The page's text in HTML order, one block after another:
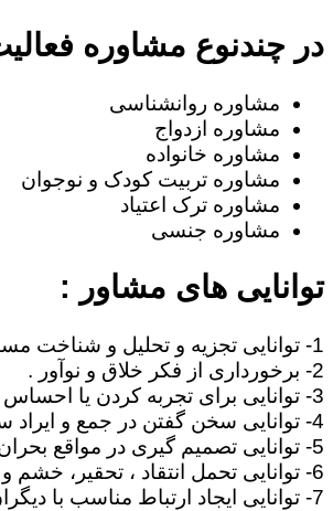
در چندنوع مشاوره
مشاوره روانشناسی
مشاوره ازدواج
مشاوره خانواده
مشاوره تربیت کودک و نوجوان
مشاوره ترک اعتیاد
مشاوره جنسی
توانایی های مشاور :
1- توانایی تجزیه و تحلیل و شناخت مسائل و مشکلات و استنتاج مطالب .
2- برخورداری از فکر خلاق و نوآور .
3- توانایی برای تجربه کردن یا احساس نمودن همه هیجانات آدمی نظیر غم، امید ، احساس خوشبختی ، صمیمیت .
4- توانایی سخن گفتن در جمع و ایراد سخنرانی در حضور دیگران .
5- توانایی تصمیم گیری در مواقع بحران .
6- توانایی تحمل انتقاد ، تحقیر، خشم و بی اعتنایی مددجو .
7- توانایی ایجاد ارتباط مناسب با دیگران و بیان منظور و مطالب خود به طریف مقابل.